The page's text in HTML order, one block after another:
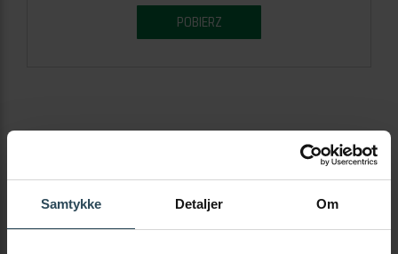
Samtykke Detaljer Om
POBIERZ